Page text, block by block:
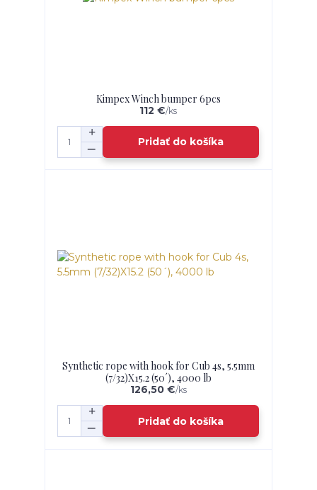
Kimpex Winch bumper 6pcs
112 €/ks
Pridať do košíka
Synthetic rope with hook for Cub 4s, 5.5mm
(7/32)X15.2 (50´), 4000 lb
126,50 €/ks
Pridať do košíka